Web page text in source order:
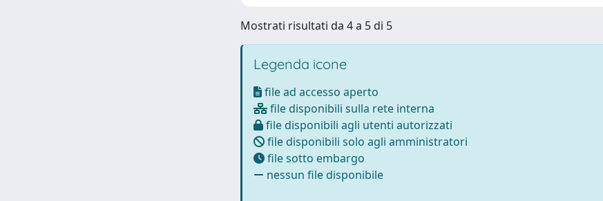
Mostrati risultati da 4 a 5 di 5
Legenda icone
file ad accesso aperto
file disponibili sulla rete interna
file disponibili agli utenti autorizzati
file disponibili solo agli amministratori
file sotto embargo
nessun file disponibile